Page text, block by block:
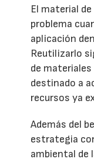
El material
problema
aplicación
Reutilizarlo
de
destinado a
recursos ya
Además del
estrategia
ambiental de